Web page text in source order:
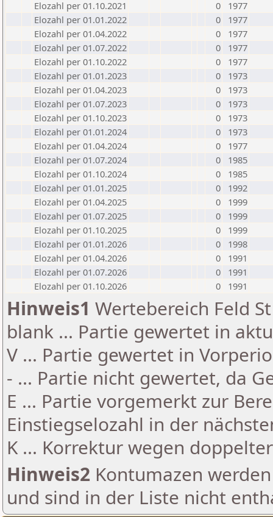
Elozahl per 01.10.2021
0
1977
Elozahl per 01.01.2022
0
1977
Elozahl per 01.04.2022
0
1977
Elozahl per 01.07.2022
0
1977
Elozahl per 01.10.2022
0
1977
Elozahl per 01.01.2023
0
1973
Elozahl per 01.04.2023
0
1973
Elozahl per 01.07.2023
0
1973
Elozahl per 01.10.2023
0
1973
Elozahl per 01.01.2024
0
1973
Elozahl per 01.04.2024
0
1977
Elozahl per 01.07.2024
0
1985
Elozahl per 01.10.2024
0
1985
Elozahl per 01.01.2025
0
1992
Elozahl per 01.04.2025
0
1999
Elozahl per 01.07.2025
0
1999
Elozahl per 01.10.2025
0
1999
Elozahl per 01.01.2026
0
1998
Elozahl per 01.04.2026
0
1991
Elozahl per 01.07.2026
0
1991
Elozahl per 01.10.2026
0 1991
Hinweis1 Wertebereich Feld
blank ... Partie gewertet in
V ... Partie gewertet in
- ... Partie nicht gewertet, da
E ... Partie vorgemerkt zur
Einstiegselozahl in der
K ... Korrektur wegen
Hinweis2 Kontumazen
und sind in der Liste nicht